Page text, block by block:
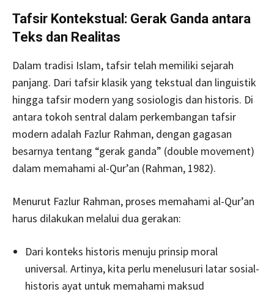
Tafsir Kontekstual: Gerak Ganda antara
Teks dan Realitas
Dalam tradisi Islam, tafsir telah memiliki sejarah
panjang. Dari tafsir klasik yang tekstual dan linguistik
hingga tafsir modern yang sosiologis dan historis. Di
antara tokoh sentral dalam perkembangan tafsir
modern adalah Fazlur Rahman, dengan gagasan
besarnya tentang “gerak ganda” (double movement)
dalam memahami al-Qur’an (Rahman, 1982).
Menurut Fazlur Rahman, proses memahami al-Qur’an
harus dilakukan melalui dua gerakan:
Dari konteks historis menuju prinsip moral
universal. Artinya, kita perlu menelusuri latar sosial-
historis ayat untuk memahami maksud